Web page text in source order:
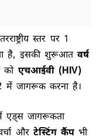
स्तर पर 1
है, इसकी शुरूआतवर्ष
को एचआईवी (HIV)
में जागरूक करना है।
एड्स जागरूकता
और टेस्टिंग कैंप भी